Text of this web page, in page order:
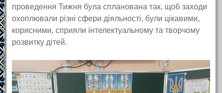
проведення Тижня була спланована так, щоб заходи
охоплювали різні сфери діяльності, були цікавими,
корисними, сприяли інтелектуальному та творчому
розвитку дітей.